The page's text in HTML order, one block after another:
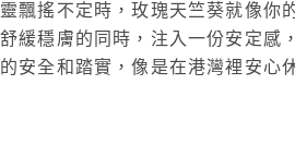
靈飄搖不定時，玫瑰天竺葵就像你
舒緩穩膚的同時，注入一份安定感
的安全和踏實，像是在港灣裡安心